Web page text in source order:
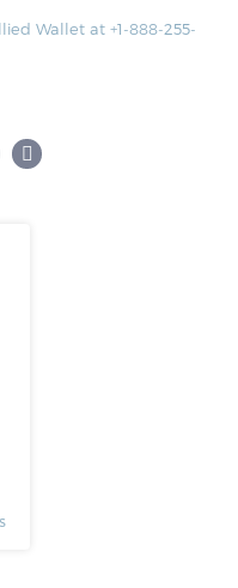
Wallet at +1-888-255-